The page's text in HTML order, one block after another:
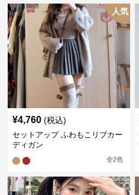
人気
¥4,760 (税込)
セットアップ ふわもこリブカー
ディガン
全2色